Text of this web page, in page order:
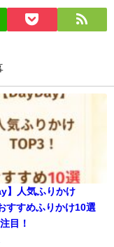
】人気ふりかけ
すすめふりかけ10選
目！